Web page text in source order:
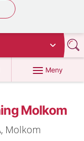
Meny
Molkom
Molkom